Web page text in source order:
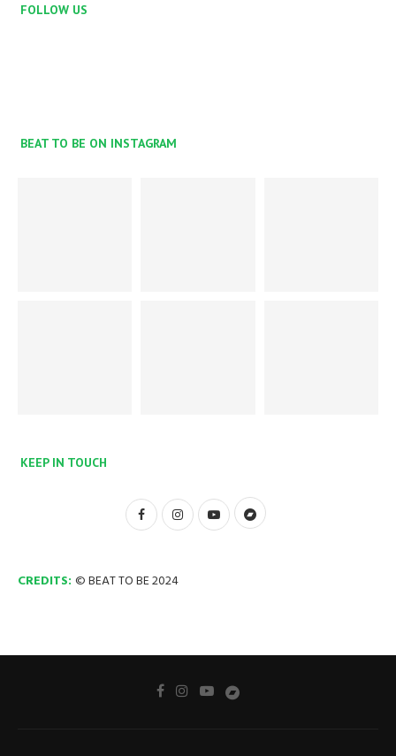
FOLLOW US
BEAT TO BE ON INSTAGRAM
KEEP IN TOUCH
CREDITS: © BEAT TO BE 2024